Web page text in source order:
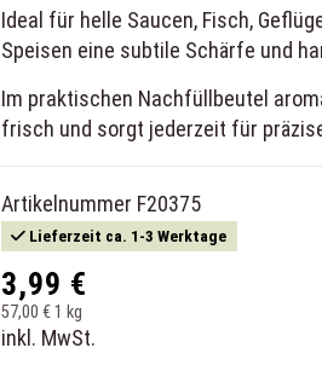
Ideal für helle Saucen, Fisch,
Speisen eine subtile Schärfe und
Im praktischen Nachfüllbeutel
frisch und sorgt jederzeit für
Artikelnummer F20375
Lieferzeit ca. 1-3 Werktage
3,99 €
57,00 € 1 kg
inkl. MwSt.